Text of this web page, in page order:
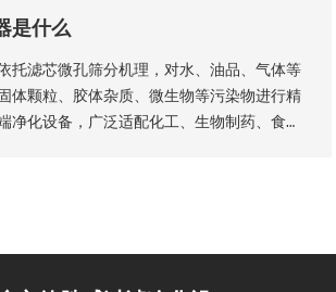
是什么
托滤芯微孔筛分机理，对水、油品、气体等
体颗粒、胶体杂质、微生物等污染物进行精
净化设备，广泛适配化工、生物制药、食品